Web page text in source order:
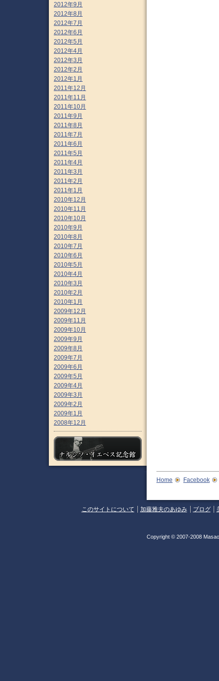
2012年9月
2012年8月
2012年7月
2012年6月
2012年5月
2012年4月
2012年3月
2012年2月
2012年1月
2011年12月
2011年11月
2011年10月
2011年9月
2011年8月
2011年7月
2011年6月
2011年5月
2011年4月
2011年3月
2011年2月
2011年1月
2010年12月
2010年11月
2010年10月
2010年9月
2010年8月
2010年7月
2010年6月
2010年5月
2010年4月
2010年3月
2010年2月
2010年1月
2009年12月
2009年11月
2009年10月
2009年9月
2009年8月
2009年7月
2009年6月
2009年5月
2009年4月
2009年3月
2009年2月
2009年1月
2008年12月
Home Facebook
このサイトについて 加藤雅夫のあゆみ ブログ
Copyright © 2007-2008